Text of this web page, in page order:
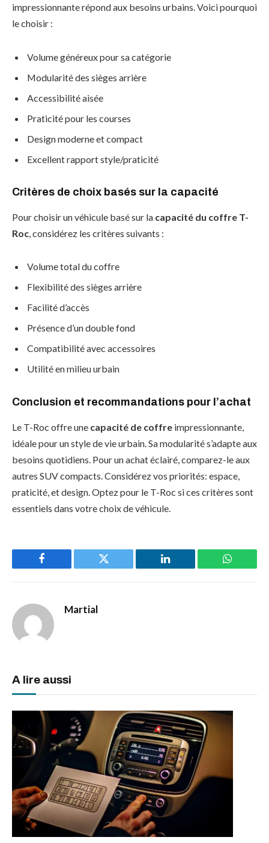
impressionnante répond aux besoins urbains. Voici pourquoi
le choisir :
Volume généreux pour sa catégorie
Modularité des sièges arrière
Accessibilité aisée
Praticité pour les courses
Design moderne et compact
Excellent rapport style/praticité
Critères de choix basés sur la capacité
Pour choisir un véhicule basé sur la capacité du coffre T-
Roc , considérez les critères suivants :
Volume total du coffre
Flexibilité des sièges arrière
Facilité d’accès
Présence d’un double fond
Compatibilité avec accessoires
Utilité en milieu urbain
Conclusion et recommandations pour l’achat
Le T-Roc offre une capacité de coffre impressionnante,
idéale pour un style de vie urbain. Sa modularité s’adapte aux
besoins quotidiens. Pour un achat éclairé, comparez-le aux
autres SUV compacts. Considérez vos priorités: espace,
praticité, et design. Optez pour le T-Roc si ces critères sont
essentiels dans votre choix de véhicule.
Facebook Twitter LinkedIn
Martial
A lire aussi